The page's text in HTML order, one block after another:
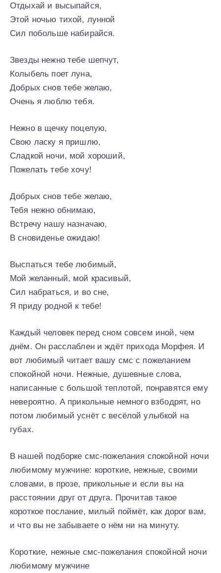
Отдыхай и высыпайся,
Этой ночью тихой, лунной
Сил побольше набирайся.
Звезды нежно тебе шепчут,
Колыбель поет луна,
Добрых снов тебе желаю,
Очень я люблю тебя.
Нежно в щечку поцелую,
Свою ласку я пришлю,
Сладкой ночи, мой хороший,
Пожелать тебе хочу!
Добрых снов тебе желаю,
Тебя нежно обнимаю,
Встречу нашу назначаю,
В сновиденье ожидаю!
Выспаться тебе любимый,
Мой желанный, мой красивый,
Сил набраться, и во сне,
Я приду родной к тебе!
Каждый человек перед сном совсем иной, чем
днём. Он расслаблен и ждёт прихода Морфея. И
вот любимый читает вашу смс с пожеланием
спокойной ночи. Нежные, душевные слова,
написанные с большой теплотой, понравятся ему
невероятно. А прикольные немного взбодрят, но
потом любимый уснёт с весёлой улыбкой на
губах.
В нашей подборке смс-пожелания спокойной ночи
любимому мужчине: короткие, нежные, своими
словами, в прозе, прикольные и если вы на
расстоянии друг от друга. Прочитав такое
короткое послание, милый поймёт, как дорог вам,
и что вы не забываете о нём ни на минуту.
Короткие, нежные смс-пожелания спокойной ночи
любимому мужчине